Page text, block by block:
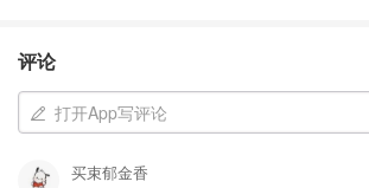
2022年，在加拿大境内，
安省（411,000名学生）
不列颠哥伦比亚省（164,000名学生）
评论
打开App写评论
买束郁金香